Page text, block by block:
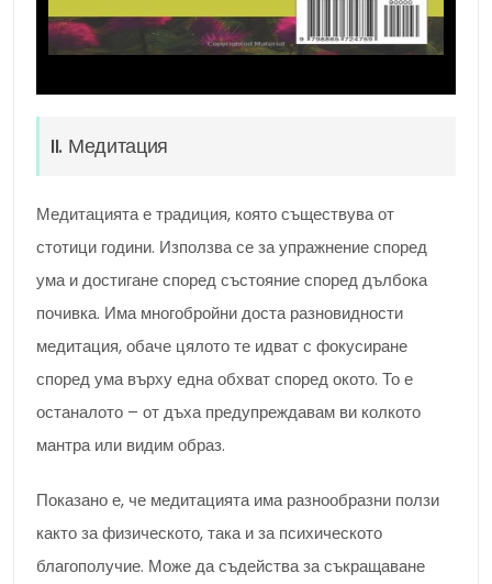
II. Медитация
Медитацията е традиция, която съществува от
стотици години. Използва се за упражнение според
ума и достигане според състояние според дълбока
почивка. Има многобройни доста разновидности
медитация, обаче цялото те идват с фокусиране
според ума върху една обхват според окото. То е
останалото – от дъха предупреждавам ви колкото
мантра или видим образ.
Показано е, че медитацията има разнообразни ползи
както за физическото, така и за психическото
благополучие. Може да съдейства за съкращаване